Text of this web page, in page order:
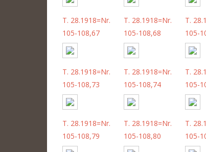
T. 28.1918=Nr.
105-108,67
T. 28.1918=Nr.
105-108,68
T.
105-
T. 28.1918=Nr.
105-108,73
T. 28.1918=Nr.
105-108,74
T.
105-
T. 28.1918=Nr.
105-108,79
T. 28.1918=Nr.
105-108,80
T.
105-